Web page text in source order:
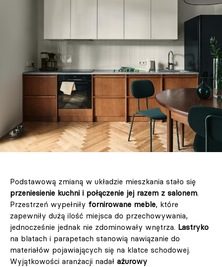
Podstawową zmianą w układzie mieszkania stało się
przeniesienie kuchni i połączenie jej razem z salonem.
Przestrzeń wypełniły fornirowane meble, które
zapewniły dużą ilość miejsca do przechowywania,
jednocześnie jednak nie zdominowały wnętrza. Lastryko
na blatach i parapetach stanowią nawiązanie do
materiałów pojawiających się na klatce schodowej.
Wyjątkowości aranżacji nadał ażurowy